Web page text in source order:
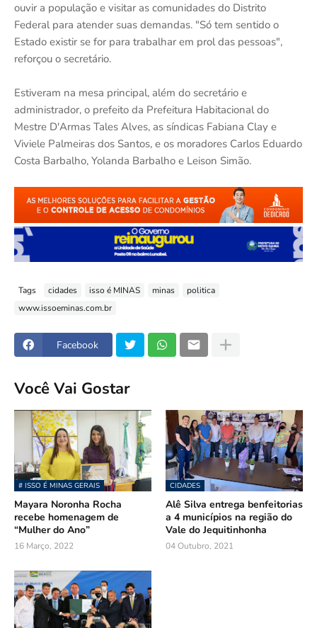
ouvir a população e visitar as comunidades do Distrito
Federal para atender suas demandas. "Só tem sentido o
Estado existir se for para trabalhar em prol das pessoas",
reforçou o secretário.
Estiveram na mesa principal, além do secretário e
administrador, o prefeito da Prefeitura Habitacional do
Mestre D'Armas Tales Alves, as síndicas Fabiana Clay e
Viviele Palmeiras dos Santos, e os moradores Carlos Eduardo
Costa Barbalho, Yolanda Barbalho e Leison Simão.
Tags cidades isso é MINAS minas
politica
www.issoeminas.com.br
Facebook
Você Vai Gostar
# ISSO É MINAS GERAIS
Mayara Noronha Rocha
recebe homenagem de
“Mulher do Ano”
16 Março, 2022
CIDADES
Alê Silva entrega benfeitorias
a 4 municípios na região do
Vale do Jequitinhonha
04 Outubro, 2021